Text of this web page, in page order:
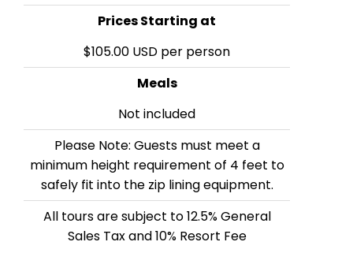
Prices Starting at
$105.00 USD per person
Meals
Not included
Please Note: Guests must meet a
minimum height requirement of 4 feet to
safely fit into the zip lining equipment.
All tours are subject to 12.5% General
Sales Tax and 10% Resort Fee